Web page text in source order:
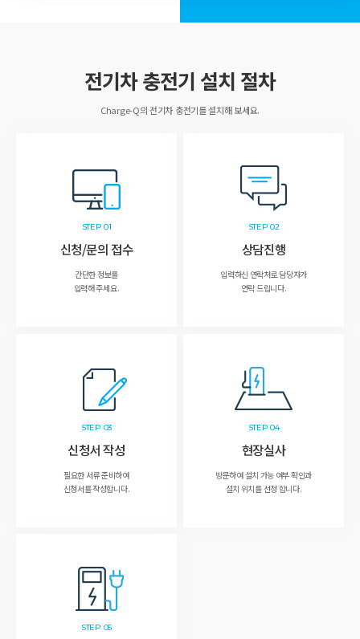
전기차 충전기 설치 절차
Charge-Q의 전기차 충전기를 설치해 보세요.
STEP 01
신청/문의 접수
간단한 정보를
입력해 주세요.
STEP 02
상담진행
입력하신 연락처로 담당자가
연락 드립니다.
STEP 03
신청서 작성
필요한 서류 준비하여
신청서를 작성합니다.
STEP 04
현장실사
방문하여 설치 가능 여부 확인과
설치 위치를 선정 합니다.
STEP 05